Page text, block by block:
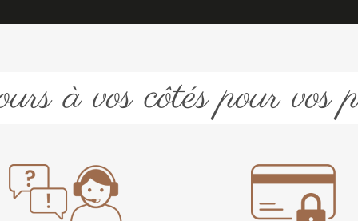
à vos côtés pour vos